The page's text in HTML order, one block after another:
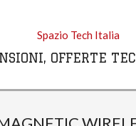
OFFERTE